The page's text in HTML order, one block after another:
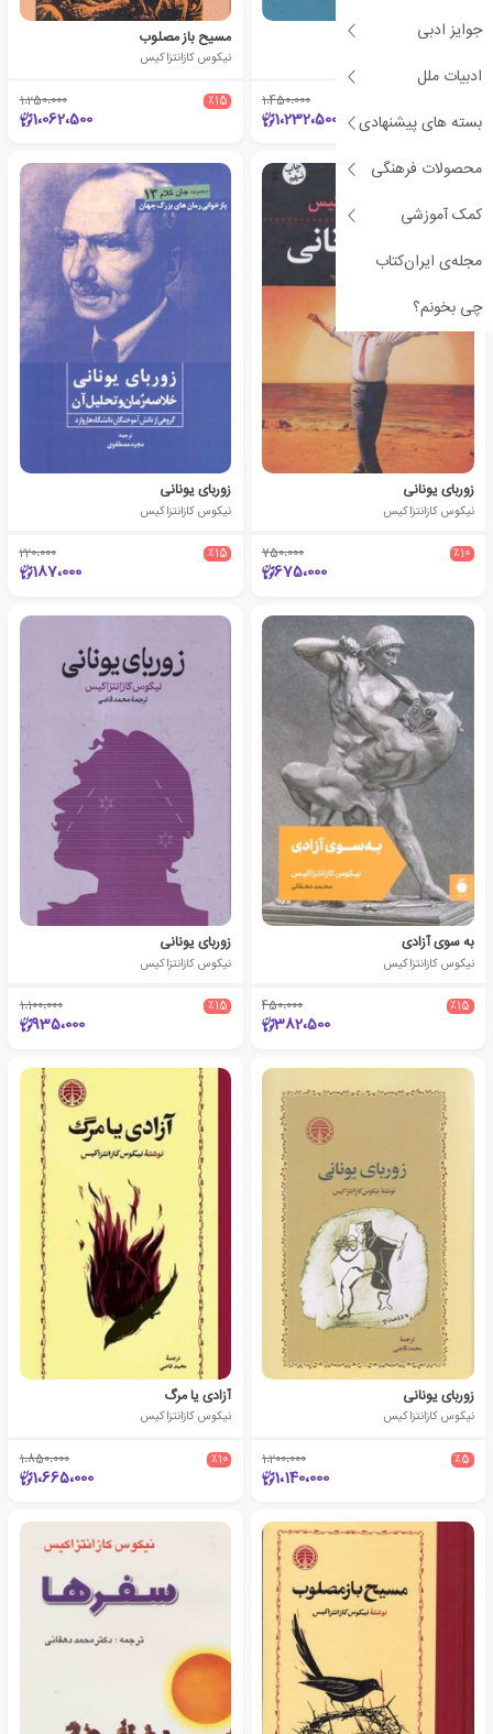
جوایز ادبی
ادبیات ملل
بسته های پیشنهادی
محصولات فرهنگی
کمک آموزشی
مجله‌ی ایران‌کتاب
چی بخونم؟
آزادی یا مرگ
1،450،000
1،232،500
مسیح باز مصلوب
نیکوس کازانتزاکیس
٪15 1،250،000
1،062،500
زوربای یونانی
نیکوس کازانتزاکیس
٪10 750،000
675،000
زوربای یونانی
نیکوس کازانتزاکیس
٪15 220،000
187،000
به سوی آزادی
نیکوس کازانتزاکیس
٪15 450،000
382،500
زوربای یونانی
نیکوس کازانتزاکیس
٪15 1،100،000
935،000
زوربای یونانی
نیکوس کازانتزاکیس
٪5 1،200،000
1،140،000
آزادی یا مرگ
نیکوس کازانتزاکیس
٪10 1،850،000
1،665،000